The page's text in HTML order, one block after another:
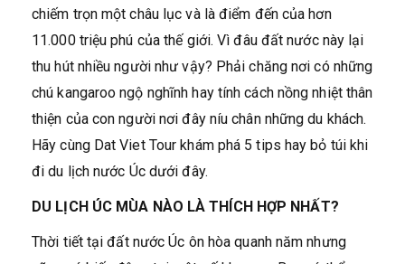
chiếm trọn một châu lục và là điểm đến của hơn
11.000 triệu phú của thế giới. Vì đâu đất nước này lại
thu hút nhiều người như vậy? Phải chăng nơi có những
chú kangaroo ngộ nghĩnh hay tính cách nồng nhiệt thân
thiện của con người nơi đây níu chân những du khách.
Hãy cùng Dat Viet Tour khám phá 5 tips hay bỏ túi khi
đi du lịch nước Úc dưới đây.
DU LỊCH ÚC MÙA NÀO LÀ THÍCH HỢP NHẤT?
Thời tiết tại đất nước Úc ôn hòa quanh năm nhưng